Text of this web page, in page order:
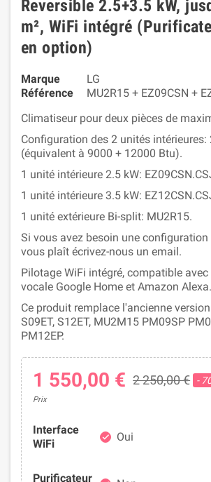
Reversible 2.5+3.5 kW,
m², WiFi intégré
en option)
Marque
LG
Référence
MU2R15 + EZ09CSN +
Climatiseur pour deux pièces de
Configuration des 2 unités intérieures:
(équivalent à 9000 + 12000 Btu).
1 unité intérieure 2.5 kW:
1 unité intérieure 3.5 kW:
1 unité extérieure Bi-split: MU2R15.
Si vous avez besoin une
vous plaît écrivez-nous un email.
Pilotage WiFi intégré, compatible
vocale Google Home et Amazon Alexa.
Ce produit remplace l'ancienne version
S09ET, S12ET, MU2M15 PM09SP
PM12EP.
1 550,00 € 2 250,00 € -
Prix
Interface
WiFi
check Oui
Purificateur